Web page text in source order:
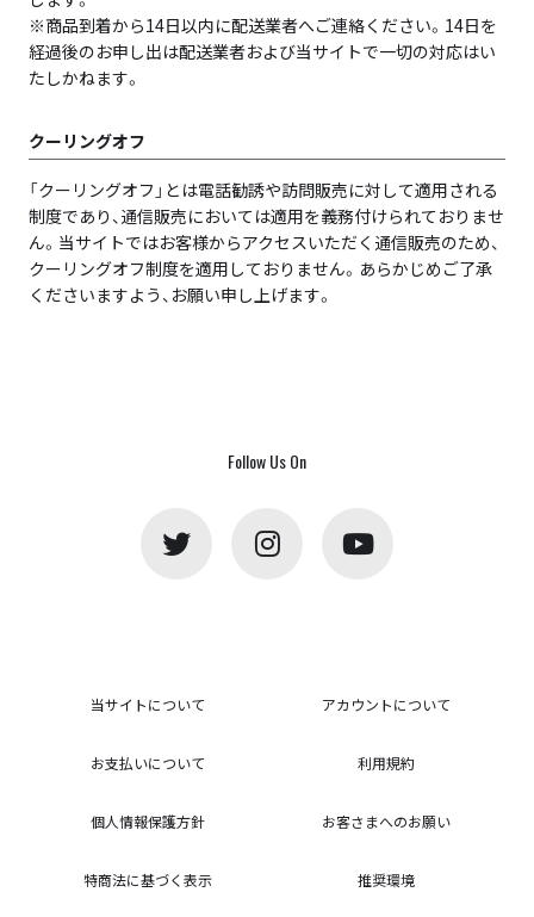
※商品到着から14日以内に配送業者へご連絡ください。14日を
経過後のお申し出は配送業者および当サイトで一切の対応はい
たしかねます。
クーリングオフ
「クーリングオフ」とは電話勧誘や訪問販売に対して適用される
制度であり、通信販売においては適用を義務付けられておりませ
ん。当サイトではお客様からアクセスいただく通信販売のため、
クーリングオフ制度を適用しておりません。あらかじめご了承
くださいますよう、お願い申し上げます。
Follow Us On
当サイトについて アカウントについて
お支払いについて 利用規約
個人情報保護方針 お客さまへのお願い
特商法に基づく表示 推奨環境